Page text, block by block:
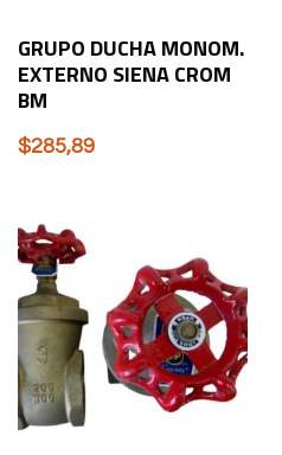
GRUPO DUCHA MONOM.
EXTERNO SIENA CROM
BM
$285,89